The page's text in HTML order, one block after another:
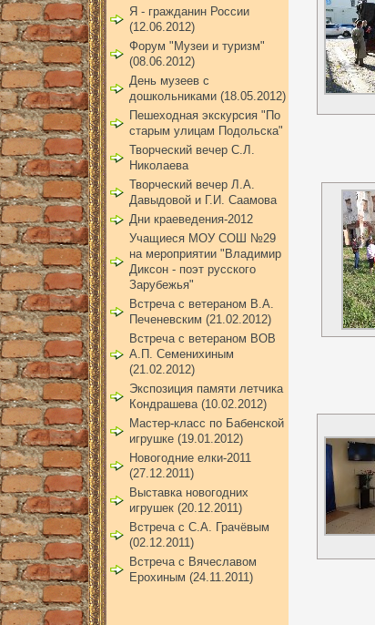
Я - гражданин России
(12.06.2012)
Форум "Музеи и туризм"
(08.06.2012)
День музеев с
дошкольниками (18.05.2012)
Пешеходная экскурсия "По
старым улицам Подольска"
Творческий вечер С.Л.
Николаева
Творческий вечер Л.А.
Давыдовой и Г.И. Саамова
Дни краеведения-2012
Учащиеся МОУ СОШ №29
на мероприятии "Владимир
Диксон - поэт русского
Зарубежья"
Встреча с ветераном В.А.
Печеневским (21.02.2012)
Встреча с ветераном ВОВ
А.П. Семенихиным
(21.02.2012)
Экспозиция памяти летчика
Кондрашева (10.02.2012)
Мастер-класс по Бабенской
игрушке (19.01.2012)
Новогодние елки-2011
(27.12.2011)
Выставка новогодних
игрушек (20.12.2011)
Встреча с С.А. Грачёвым
(02.12.2011)
Встреча с Вячеславом
Ерохиным (24.11.2011)